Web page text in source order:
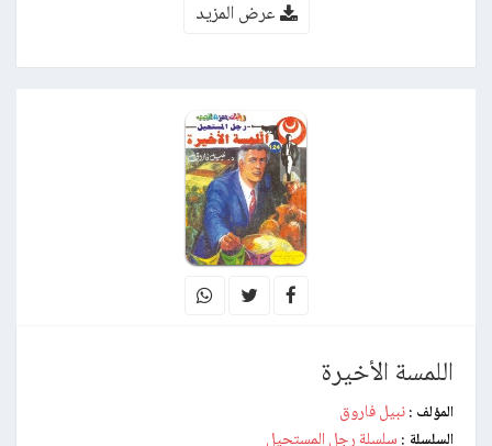
عرض المزيد
اللمسة الأخيرة
المؤلف : نبيل فاروق
السلسلة : سلسلة رجل المستحيل